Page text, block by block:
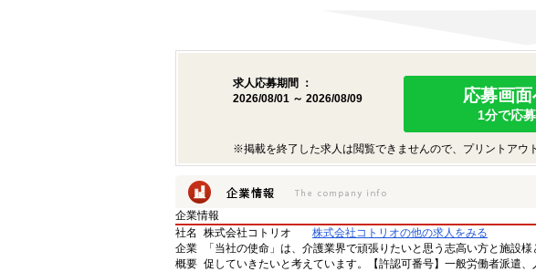
求人応募期間 ：
2026/08/01 ～ 2026/08/09
応募画
1分で応
※掲載を終了した求人は閲覧できませんので、プリントアウ
企業情報
社名
株式会社コトリオ
株式会社コトリオの他の求人をみる
企業
概要
「当社の使命」は、介護業界で頑張りたいと思う志高い方と施設
促していきたいと考えています。【許認可番号】一般労働者派